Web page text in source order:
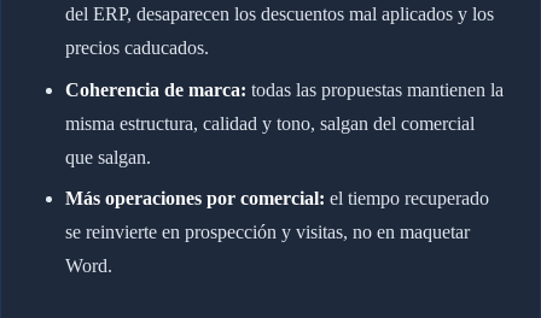
del ERP, desaparecen los descuentos mal aplicados y los
precios caducados.
Coherencia de marca: todas las propuestas mantienen la
misma estructura, calidad y tono, salgan del comercial
que salgan.
Más operaciones por comercial: el tiempo recuperado
se reinvierte en prospección y visitas, no en maquetar
Word.